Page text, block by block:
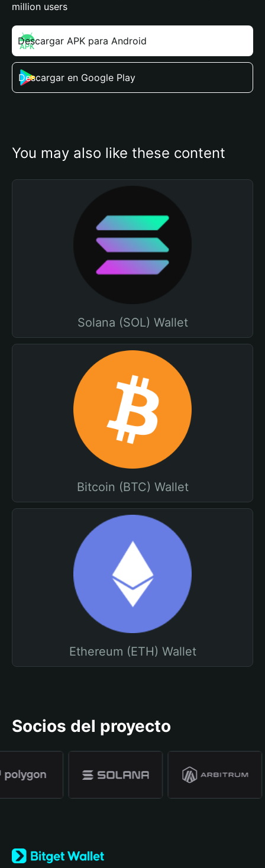
million users
Descargar APK para Android
Descargar en Google Play
You may also like these content
Solana (SOL) Wallet
Bitcoin (BTC) Wallet
Ethereum (ETH) Wallet
Socios del proyecto